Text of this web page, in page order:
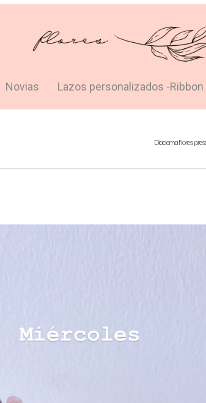
Novias Lazos personalizados -Ribbon
Diadema flores